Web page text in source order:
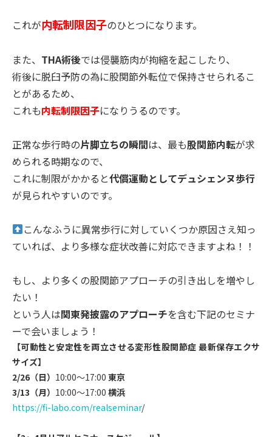
これが内転制限因子のひとつになります。
また、 THA術後では侵襲筋肉が拘縮を起こしたり、
術後に脱臼予防の為に股関節外転位で保持させられるこ
とがあるため、
これも内転制限因子になりうるのです。
正常な歩行時の片脚立ちの瞬間は、最も股関節内転が求
められる時期なので、
これに制限がかかると代償運動としてデュシェンヌ歩行
が見られやすいのです。
こんなふうに異常歩行に対していくつか原因さえ知っ
ていれば、 より多様な症状改善に対応できますよね！！
もし、より多くの股関節アプローチの引き出しを増やし
たい！
という人は関東発披露のアプローチを含む下記のセミナ
ーで会いま しょう！
【可動性と安定性を両立させる変形性股関節症 最新保存エクサ
サイズ】
2/26（日） 10:00～17:00 東京
3/13（月） 10:00～17:00 横浜
https://fi-labo.com/realseminar/